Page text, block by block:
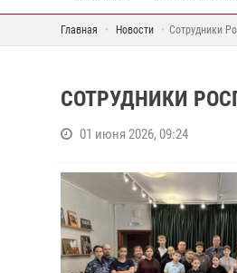
Главная Новости Сотрудники
СОТРУДНИКИ
01 июня 2026, 09:24